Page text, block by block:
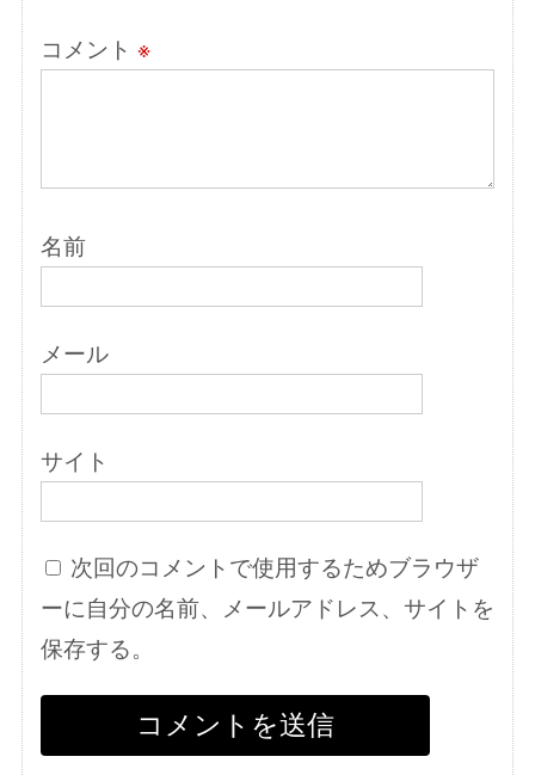
コメント ※
名前
メール
サイト
次回のコメントで使用するためブラウザ
ーに自分の名前、メールアドレス、サイトを
保存する。